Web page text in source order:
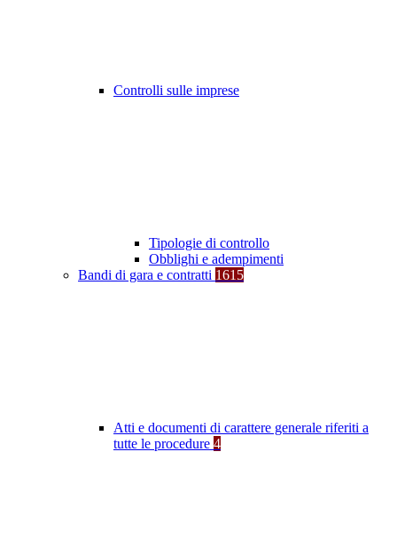
Controlli sulle imprese
Tipologie di controllo
Obblighi e adempimenti
Bandi di gara e contratti 1615
Atti e documenti di carattere generale riferiti a
tutte le procedure 4